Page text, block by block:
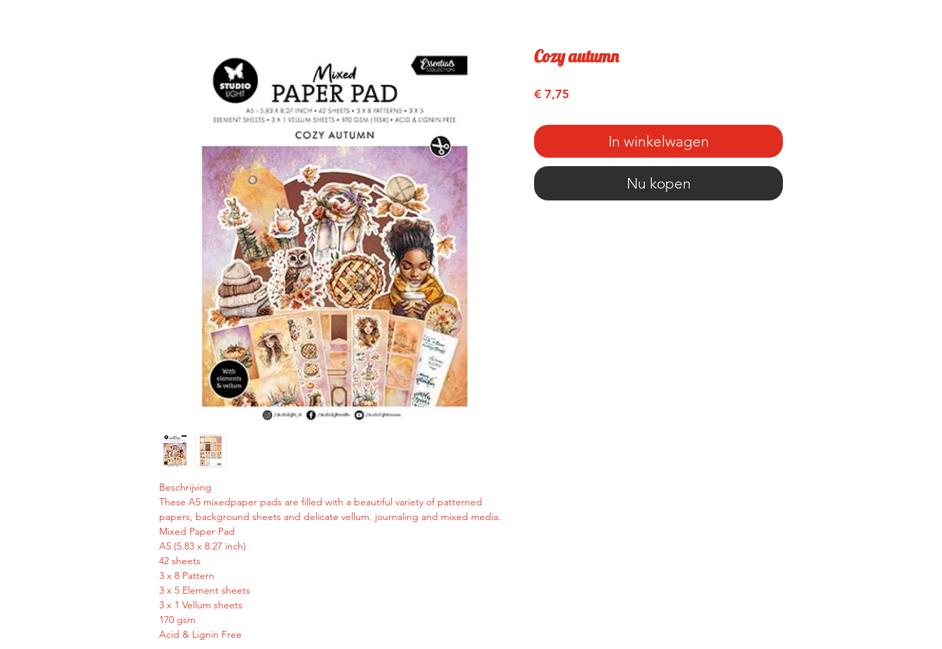
Beschrijving
These A5 mixedpaper pads are filled with a beautiful variety of patterned
papers, background sheets and delicate vellum. journaling and mixed media.
Mixed Paper Pad
A5 (5.83 x 8.27 inch)
42 sheets
3 x 8 Pattern
3 x 5 Element sheets
3 x 1 Vellum sheets
170 gsm
Acid & Lignin Free
Cozy autumn
€ 7,75
In winkelwagen
Nu kopen